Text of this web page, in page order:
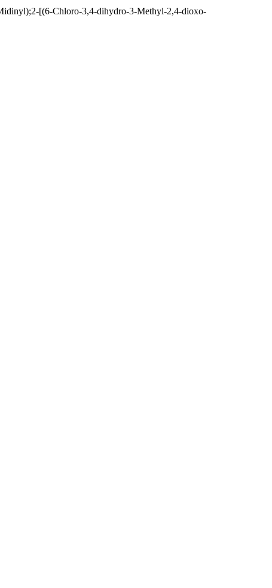
[(6-Chloro-3,4-dihydro-3-Methyl-2,4-dioxo-